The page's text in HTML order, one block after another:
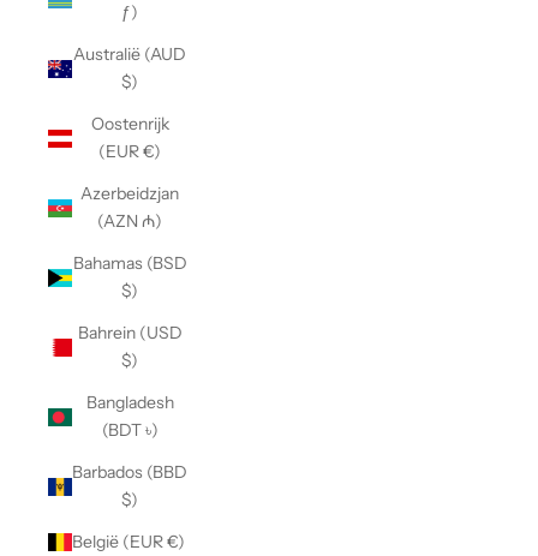
ƒ)
Australië (AUD
$)
Oostenrijk
(EUR €)
Azerbeidzjan
(AZN ₼)
Bahamas (BSD
$)
Bahrein (USD
$)
Bangladesh
(BDT ৳)
Barbados (BBD
$)
België (EUR €)